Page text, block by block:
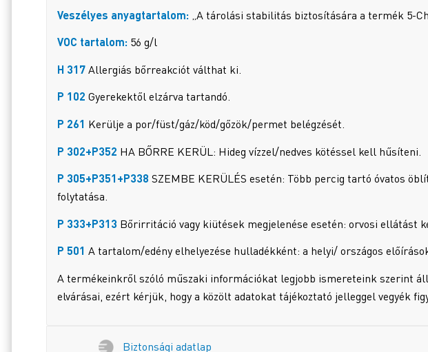
Veszélyes anyagtartalom: „A tárolási stabilitás biztosítására a termék 5-
VOC tartalom: 56 g/l
H 317 Allergiás bőrreakciót válthat ki.
P 102 Gyerekektől elzárva tartandó.
P 261 Kerülje a por/füst/gáz/köd/gőzök/permet belégzését.
P 302+P352 HA BŐRRE KERÜL: Hideg vízzel/nedves kötéssel kell hűsíteni.
P 305+P351+P338 SZEMBE KERÜLÉS esetén: Több percig tartó óvatos
folytatása.
P 333+P313 Bőrirritáció vagy kiütések megjelenése esetén: orvosi ellátást
P 501 A tartalom/edény elhelyezése hulladékként: a helyi/ országos
A termékeinkről szóló műszaki információkat legjobb ismereteink szerint
elvárásai, ezért kérjük, hogy a közölt adatokat tájékoztató jelleggel vegyék
Biztonsági adatlap